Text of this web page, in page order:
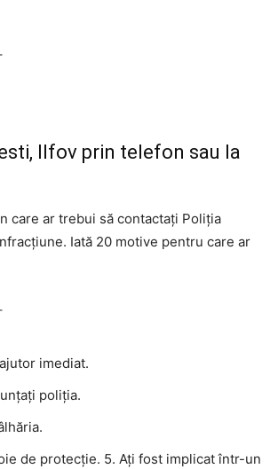
Ilfov prin telefon sau la
care ar trebui să contactați Poliția
Iată 20 motive pentru care ar
imediat.
poliția.
de protecție. 5. Ați fost implicat într-un